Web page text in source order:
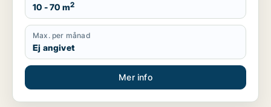
10 - 70 m2
Max. per månad
Ej angivet
Mer info